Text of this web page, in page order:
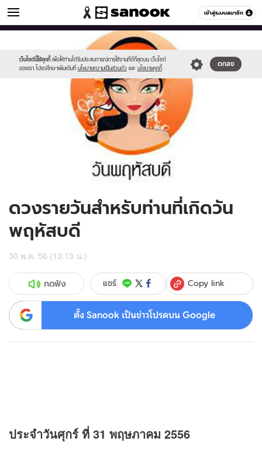
เข้าสู่ระบบสมาชิก
ดูดวง หมวดอื่นๆ
เว็บไซต์นี้ใช้คุกกี้ เพื่อให้ท่านได้รับประสบการณ์การใช้งานที่ดีที่สุดบน เว็บไซต์
ของเรา โปรดศึกษาเพิ่มเติมที่ นโยบายความเป็นส่วนตัว และ นโยบายคุกกี้
ตกลง
//s.isanook.com/sr/0/images/logo-
sanook.png
//s.isanook.com/ho/0/ud/9/46393/170-
ดวงรายวันสำหรับท่านที่เกิดวัน
พฤหัสบดี
30 พ.ค. 56 (13:13 น.)
กดฟัง แชร์ Copy link
ตั้ง Sanook เป็นข่าวโปรดบน Google
ประจำวันศุกร์ ที่ 31 พฤษภาคม 2556